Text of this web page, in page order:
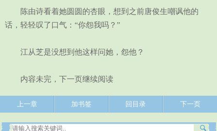
陈由诗看着她圆圆的杏眼，想到之前唐俊生嘲讽他的
话，轻轻叹了口气：“你怨我吗？”
江从芝是没想到他这样问她，怨他？
内容未完，下一页继续阅读
上一章 加书签 回目录 下一页